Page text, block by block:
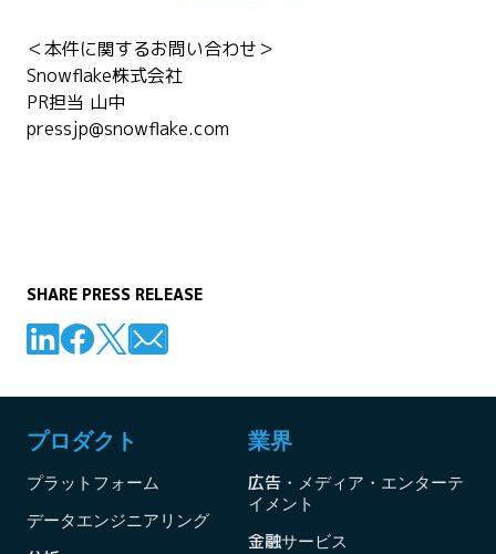
＜本件に関するお問い合わせ＞
Snowflake株式会社
PR担当 山中
pressjp@snowflake.com
SHARE PRESS RELEASE
プロダクト
プラットフォーム
データエンジニアリング
業界
広告・メディア・エンターテ
イメント
金融サービス